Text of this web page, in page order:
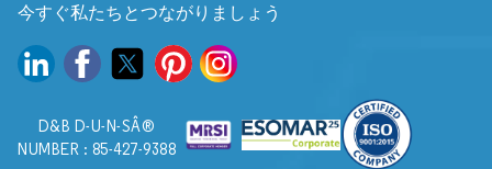
今すぐ私たちとつながりましょう
D&B D-U-N-SÂ®
NUMBER : 85-427-9388